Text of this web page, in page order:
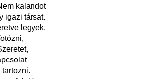
kalandot
igazi társat,
legyek.
tartozni.